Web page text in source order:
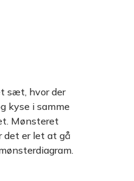
sæt, hvor der
kyse i samme
Mønsteret
det er let at gå